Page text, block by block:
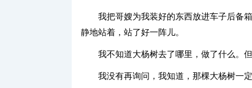
我把哥嫂为我装好的东西放进车子后备
静地站着，站了好一阵儿。
我不知道大杨树去了哪里，做了什么。
我没有再询问，我知道，那棵大杨树一